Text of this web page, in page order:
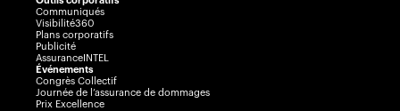
Communiqués
Visibilité360
Plans corporatifs
Publicité
AssuranceINTEL
Événements
Congrès Collectif
Journée de l’assurance de dommages
Prix Excellence